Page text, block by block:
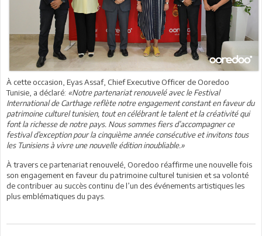
À cette occasion, Eyas Assaf, Chief Executive Officer de Ooredoo
Tunisie, a déclaré: «Notre partenariat renouvelé avec le Festival
International de Carthage reflète notre engagement constant en faveur du
patrimoine culturel tunisien, tout en célébrant le talent et la créativité qui
font la richesse de notre pays. Nous sommes fiers d’accompagner ce
festival d’exception pour la cinquième année consécutive et invitons tous
les Tunisiens à vivre une nouvelle édition inoubliable.»
À travers ce partenariat renouvelé, Ooredoo réaffirme une nouvelle fois
son engagement en faveur du patrimoine culturel tunisien et sa volonté
de contribuer au succès continu de l’un des événements artistiques les
plus emblématiques du pays.